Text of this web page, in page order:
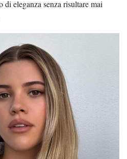
eleganza senza risultare mai